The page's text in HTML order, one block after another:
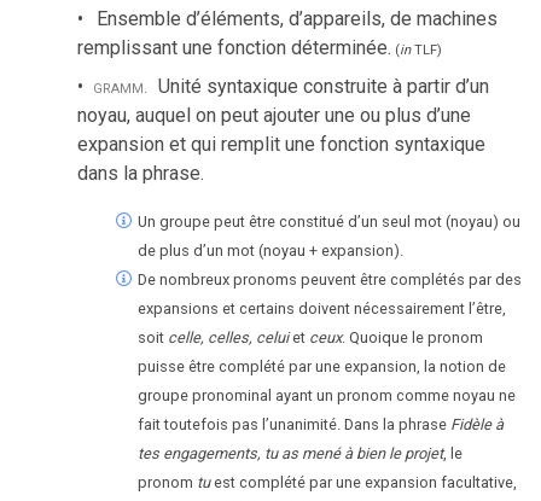
Ensemble d’éléments, d’appareils, de machines
remplissant une fonction déterminée. (inTLF)
gramm. Unité syntaxique construite à partir d’un
noyau, auquel on peut ajouter une ou plus d’une
expansion et qui remplit une fonction syntaxique
dans la phrase.
Un groupe peut être constitué d’un seul mot (noyau) ou
de plus d’un mot (noyau + expansion).
De nombreux pronoms peuvent être complétés par des
expansions et certains doivent nécessairement l’être,
soit celle, celles, celui et ceux. Quoique le pronom
puisse être complété par une expansion, la notion de
groupe pronominal ayant un pronom comme noyau ne
fait toutefois pas l’unanimité. Dans la phrase Fidèle à
tes engagements, tu as mené à bien le projet, le
pronom tu est complété par une expansion facultative,